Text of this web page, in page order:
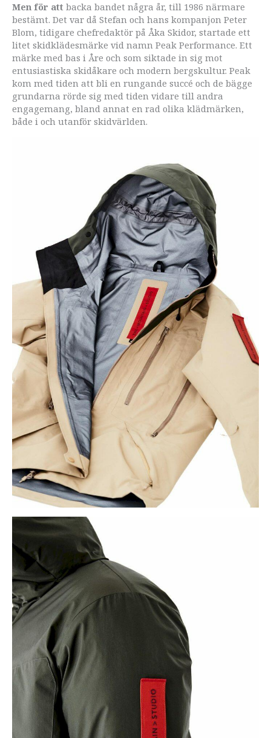
Men för att backa bandet några år, till 1986 närmare
bestämt. Det var då Stefan och hans kompanjon Peter
Blom, tidigare chefredaktör på Åka Skidor, startade ett
litet skidklädesmärke vid namn Peak Performance. Ett
märke med bas i Åre och som siktade in sig mot
entusiastiska skidåkare och modern bergskultur. Peak
kom med tiden att bli en rungande succé och de bägge
grundarna rörde sig med tiden vidare till andra
engagemang, bland annat en rad olika klädmärken,
både i och utanför skidvärlden.